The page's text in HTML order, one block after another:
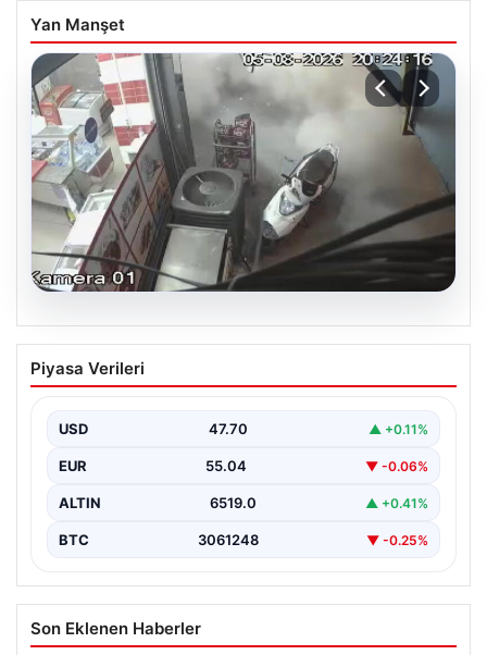
Yan Manşet
06.08.2026
Bahçelievler’de 4 Katlı Binanın Çökmesi
ve Sonrası Güvenlik Önlemleri
bölge sakinleri ve yetkilileri korkutan anlara sahne oldu.
Piyasa Verileri
USD 47.70 ▲ +0.11%
EUR 55.04 ▼ -0.06%
ALTIN 6519.0 ▲ +0.41%
BTC 3061248 ▼ -0.25%
Son Eklenen Haberler